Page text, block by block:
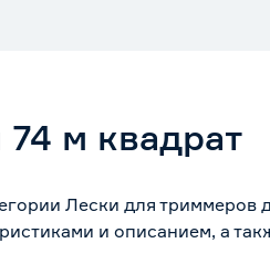
м квадрат
Лески для триммеров
и описанием, а